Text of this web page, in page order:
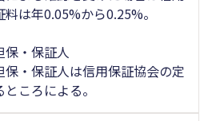
料は年0.05%から0.25%。
・保証人
保・保証人は信用保証協会の定
ところによる。